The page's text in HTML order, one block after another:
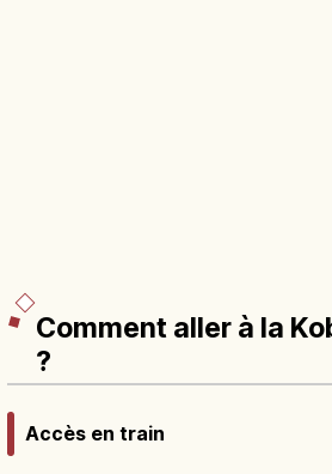
Comment aller à la
?
Accès en train